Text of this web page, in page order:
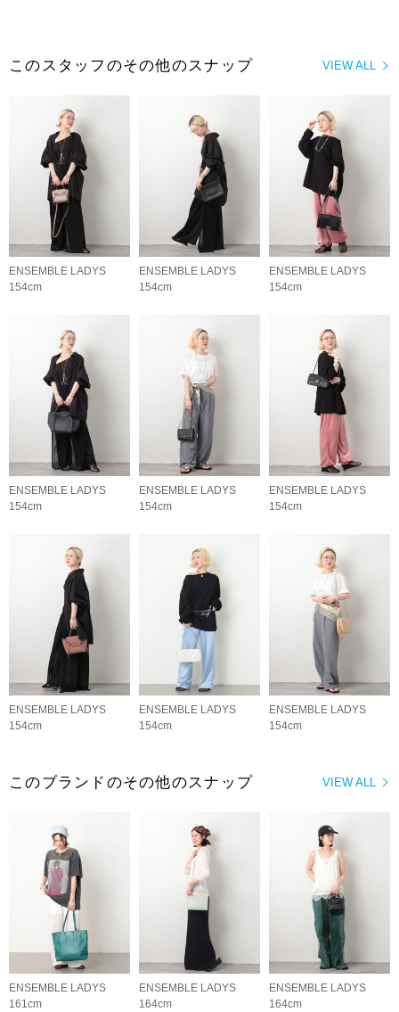
VIEW ALL
このスタッフのその他のスナップ
ENSEMBLE LADYS
154cm
ENSEMBLE LADYS
154cm
ENSEMBLE LADYS
154cm
ENSEMBLE LADYS
154cm
ENSEMBLE LADYS
154cm
ENSEMBLE LADYS
154cm
ENSEMBLE LADYS
154cm
ENSEMBLE LADYS
154cm
ENSEMBLE LADYS
154cm
VIEW ALL
このブランドのその他のスナップ
ENSEMBLE LADYS
161cm
ENSEMBLE LADYS
164cm
ENSEMBLE LADYS
164cm